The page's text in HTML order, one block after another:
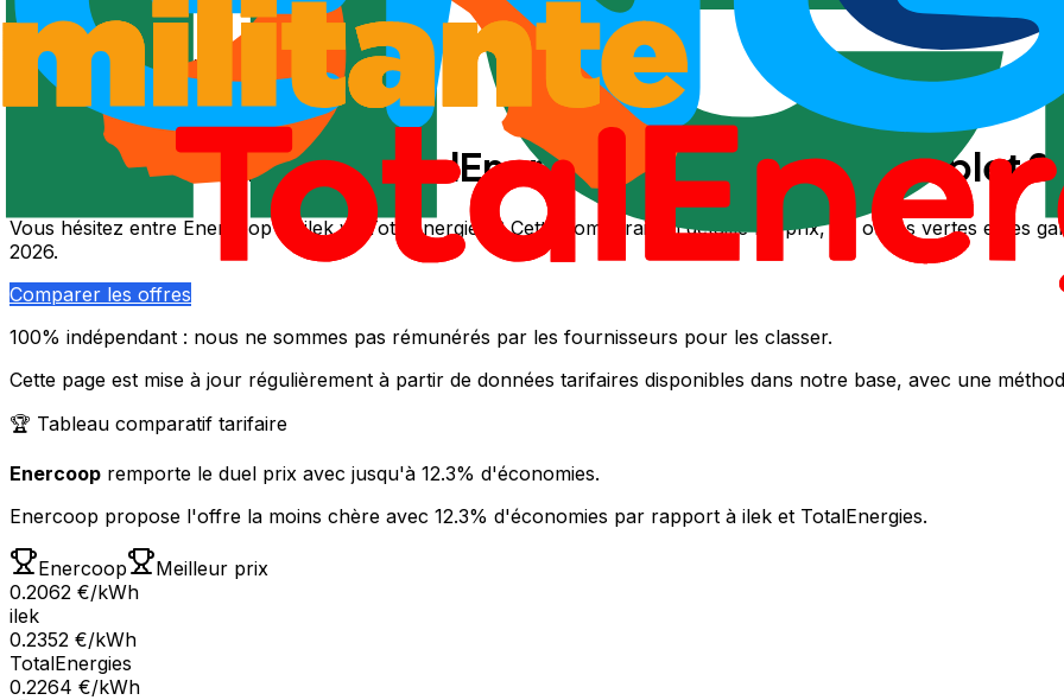
Enercoop offre
verte
ÉnergieProduction coopérative française
Enercoop vs ilek vs TotalEnergies : comparatif complet
Vous hésitez entre Enercoop vs ilek vs TotalEnergies ? Cette comparaison détaille les prix, les offres vertes et les
2026.
Comparer les offres
100% indépendant : nous ne sommes pas rémunérés par les fournisseurs pour les classer.
Cette page est mise à jour régulièrement à partir de données tarifaires disponibles dans notre base, avec une
🏆 Tableau comparatif tarifaire
Enercoop remporte le duel prix avec jusqu'à 12.3% d'économies.
Enercoop propose l'offre la moins chère avec 12.3% d'économies par rapport à ilek et TotalEnergies.
Enercoop
Meilleur prix
0.2062 €/kWh
ilek
0.2352 €/kWh
TotalEnergies
0.2264 €/kWh